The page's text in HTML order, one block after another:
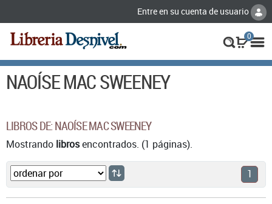
Entre en su cuenta de usuario
0
NAOÍSE MAC SWEENEY
LIBROS DE: NAOÍSE MAC SWEENEY
Mostrando librosencontrados. (1 páginas).
1